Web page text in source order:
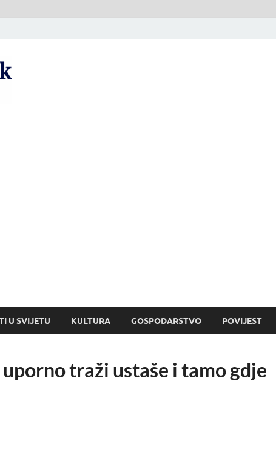
U SVIJETU KULTURA GOSPODARSTVO POVIJEST
traži ustaše i tamo gdje